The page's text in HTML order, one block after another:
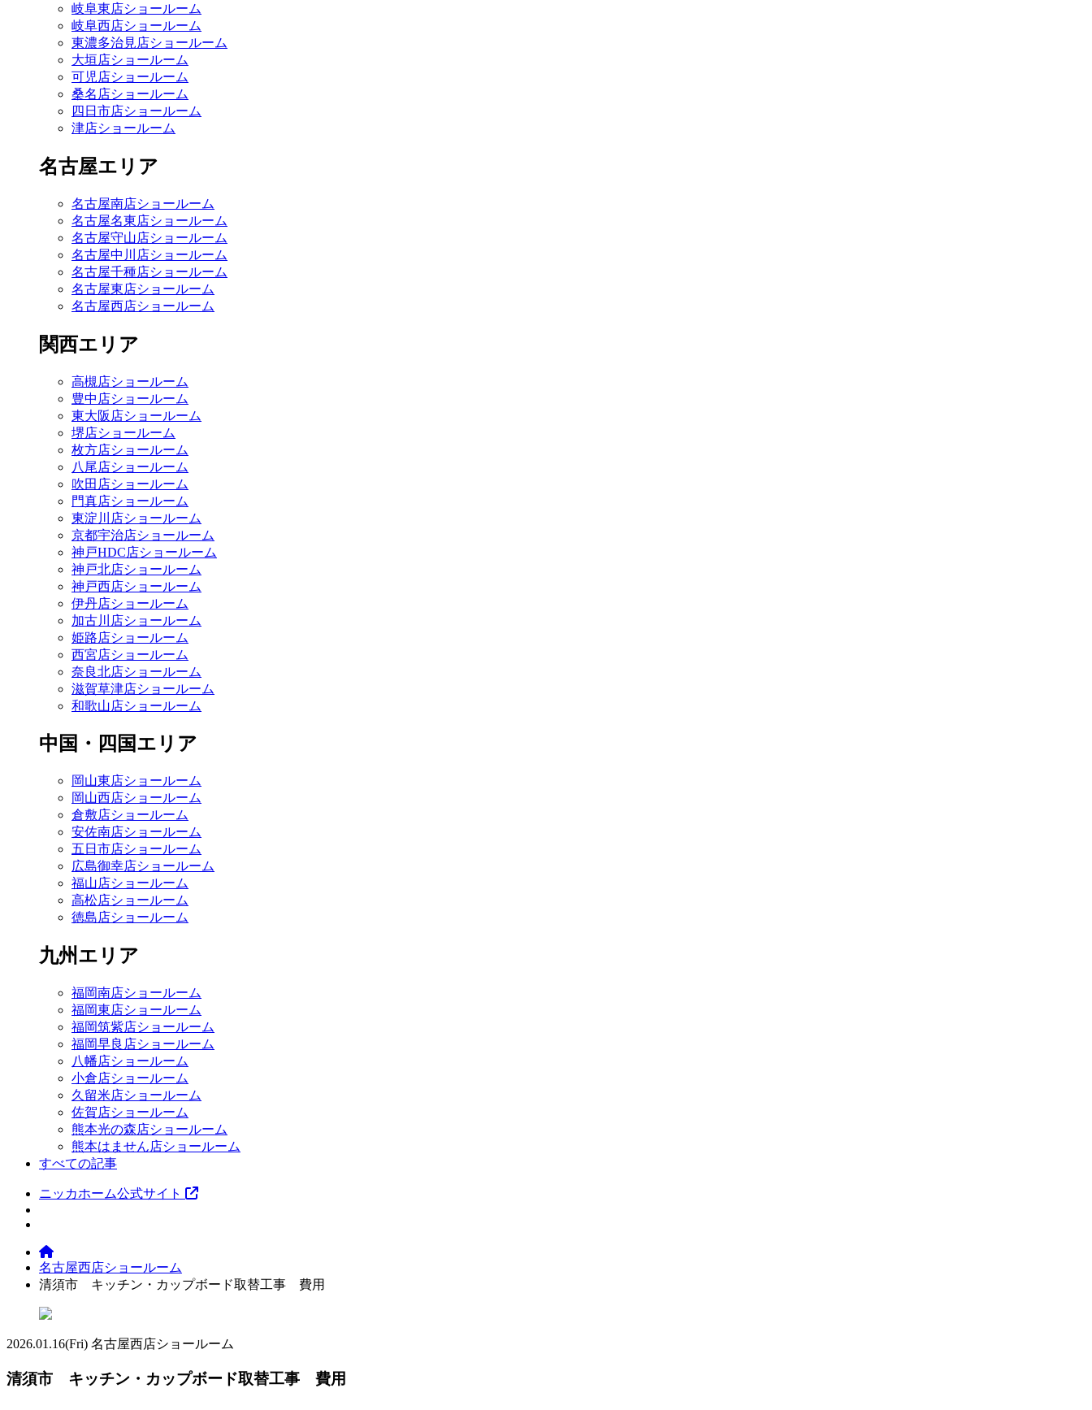
岐阜東店ショールーム
岐阜西店ショールーム
東濃多治見店ショールーム
大垣店ショールーム
可児店ショールーム
桑名店ショールーム
四日市店ショールーム
津店ショールーム
名古屋エリア
名古屋南店ショールーム
名古屋名東店ショールーム
名古屋守山店ショールーム
名古屋中川店ショールーム
名古屋千種店ショールーム
名古屋東店ショールーム
名古屋西店ショールーム
関西エリア
高槻店ショールーム
豊中店ショールーム
東大阪店ショールーム
堺店ショールーム
枚方店ショールーム
八尾店ショールーム
吹田店ショールーム
門真店ショールーム
東淀川店ショールーム
京都宇治店ショールーム
神戸HDC店ショールーム
神戸北店ショールーム
神戸西店ショールーム
伊丹店ショールーム
加古川店ショールーム
姫路店ショールーム
西宮店ショールーム
奈良北店ショールーム
滋賀草津店ショールーム
和歌山店ショールーム
中国・四国エリア
岡山東店ショールーム
岡山西店ショールーム
倉敷店ショールーム
安佐南店ショールーム
五日市店ショールーム
広島御幸店ショールーム
福山店ショールーム
高松店ショールーム
徳島店ショールーム
九州エリア
福岡南店ショールーム
福岡東店ショールーム
福岡筑紫店ショールーム
福岡早良店ショールーム
八幡店ショールーム
小倉店ショールーム
久留米店ショールーム
佐賀店ショールーム
熊本光の森店ショールーム
熊本はません店ショールーム
すべての記事
ニッカホーム公式サイト
名古屋西店ショールーム
清須市 キッチン・カップボード取替工事 費用
2026.01.16(Fri) 名古屋西店ショールーム
清須市 キッチン・カップボード取替工事 費用